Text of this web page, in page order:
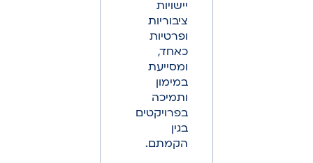
יישויות
ציבוריות
ופרטיות
כאחד,
ומסייעת
במימון
ותמיכה
בפרויקטים
בגין
הקמתם.